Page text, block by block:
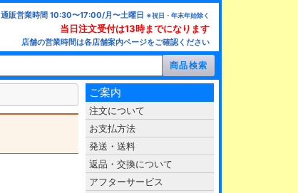
通販営業時間 10:30〜17:00/月〜土曜日 ※祝日・年末年始除く
当日注文受付は13時までになります
店舗の営業時間は各店舗案内ページをご確認ください
ご案内
注文について
お支払方法
発送・送料
返品・交換について
アフターサービス